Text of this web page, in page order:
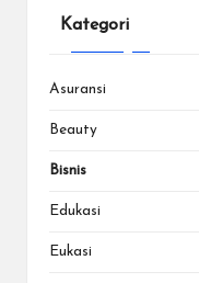
Kategori
Asuransi
Beauty
Bisnis
Edukasi
Eukasi